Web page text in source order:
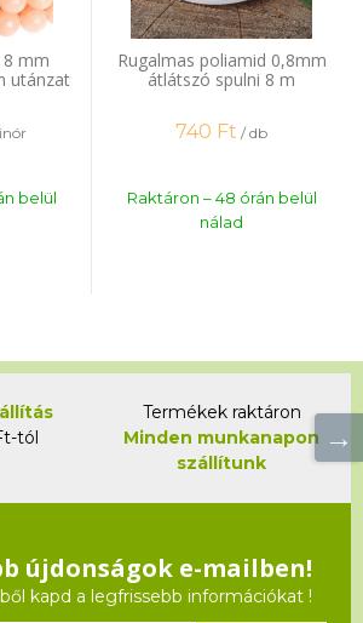
8 mm
utánzat
belül
Rugalmas poliamid 0,8mm
átlátszó spulni 8 m
740 Ft / db
Raktáron – 48 órán belül
nálad
tól
Termékek raktáron
Minden munkanapon
szállítunk
újdonságok e-mailben!
kapd a legfrissebb információkat !